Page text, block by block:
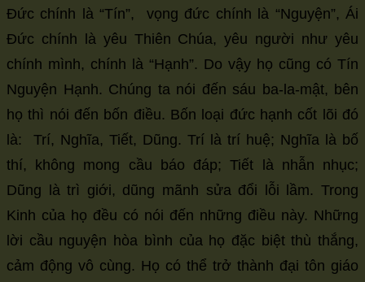
Đức chính là “Tín”, vọng đức chính là “Nguyện”, Ái
Đức chính là yêu Thiên Chúa, yêu người như yêu
chính mình, chính là “Hạnh”. Do vậy họ cũng có Tín
Nguyện Hạnh. Chúng ta nói đến sáu ba-la-mật, bên
họ thì nói đến bốn điều. Bốn loại đức hạnh cốt lõi đó
là: Trí, Nghĩa, Tiết, Dũng. Trí là trí huệ; Nghĩa là bố
thí, không mong cầu báo đáp; Tiết là nhẫn nhục;
Dũng là trì giới, dũng mãnh sửa đổi lỗi lầm. Trong
Kinh của họ đều có nói đến những điều này. Những
lời cầu nguyện hòa bình của họ đặc biệt thù thắng,
cảm động vô cùng. Họ có thể trở thành đại tôn giáo